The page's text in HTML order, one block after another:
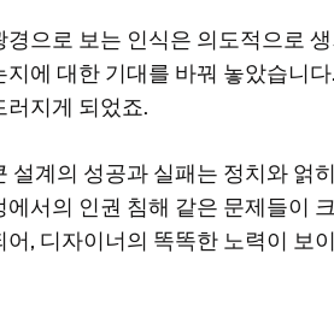
경으로 보는 인식은 의도적으로
지에 대한 기대를 바꿔 놓았습니
러지게 되었죠.
설계의 성공과 실패는 정치와 얽
에서의 인권 침해 같은 문제들이
어, 디자이너의 똑똑한 노력이 보